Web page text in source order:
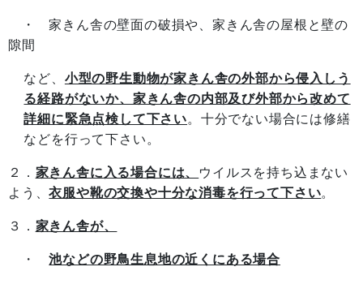
・ 家きん舎の壁面の破損や、家きん舎の屋根と壁の
隙間
など、 小型の野生動物が家きん舎の外部から侵入しう
る経路がないか、家きん舎の内部及び外部から改めて
詳細に緊急点検して下さい。十分でない場合には修繕
などを行って下さい。
２． 家きん舎に入る場合には、
ウイルスを持ち込まない
よう、衣服や靴の交換や十分な消毒を行って下さい。
３． 家きん舎が、
・池などの野鳥生息地の近くにある場合